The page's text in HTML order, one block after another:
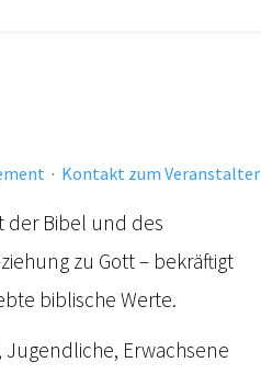
· Kontakt zum Veranstalter
der Bibel und des
zu Gott – bekräftigt
biblische Werte.
Jugendliche, Erwachsene